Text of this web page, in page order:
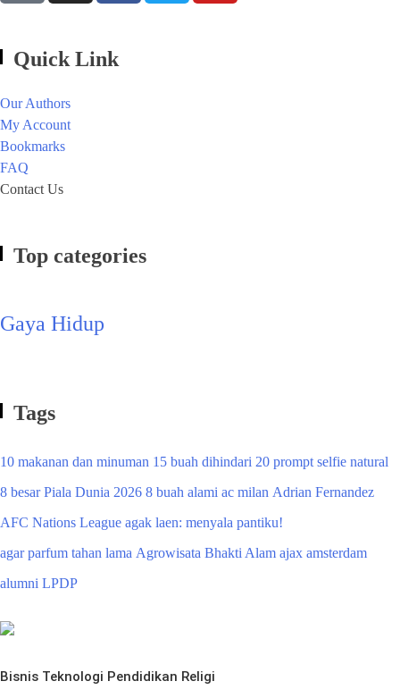
Quick Link
Our Authors
My Account
Bookmarks
FAQ
Contact Us
Top categories
Gaya Hidup
Tags
10 makanan dan minuman 15 buah dihindari 20 prompt selfie natural
8 besar Piala Dunia 2026 8 buah alami ac milan Adrian Fernandez
AFC Nations League agak laen: menyala pantiku!
agar parfum tahan lama Agrowisata Bhakti Alam ajax amsterdam
alumni LPDP
Bisnis Teknologi Pendidikan Religi